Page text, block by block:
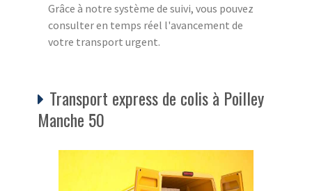
Grâce à notre système de suivi, vous pouvez
consulter en temps réel l'avancement de
votre transport urgent.
Transport express de colis à Poilley
Manche 50